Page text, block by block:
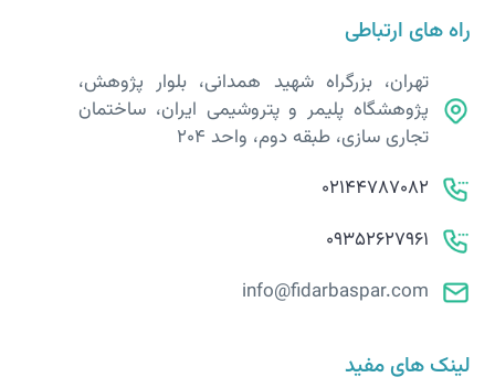
راه های ارتباطی
تهران، بزرگراه شهید همدانی، بلوار پژوهش،
پژوهشگاه پلیمر و پتروشیمی ایران، ساختمان
تجاری سازی، طبقه دوم، واحد 204
02144787082
09352627961
info@fidarbaspar.com
لینک های مفید